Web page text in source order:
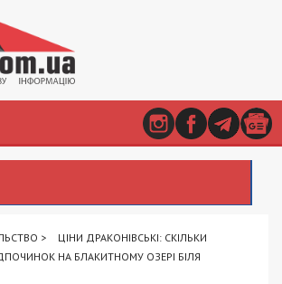
>
ЦІНИ ДРАКОНІВСЬКІ: СКІЛЬКИ
НА БЛАКИТНОМУ ОЗЕРІ БІЛЯ